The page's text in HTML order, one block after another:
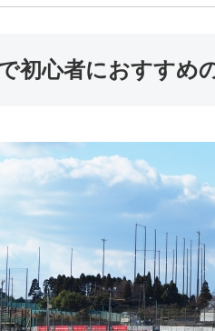
初心者におすすめ